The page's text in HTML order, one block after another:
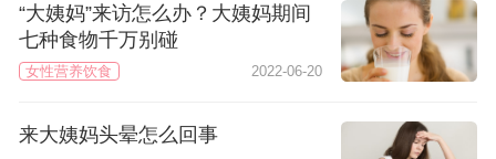
“大姨妈”来访怎么办？大姨妈期间
七种食物千万别碰
女性营养饮食 2022-06-20
来大姨妈头晕怎么回事